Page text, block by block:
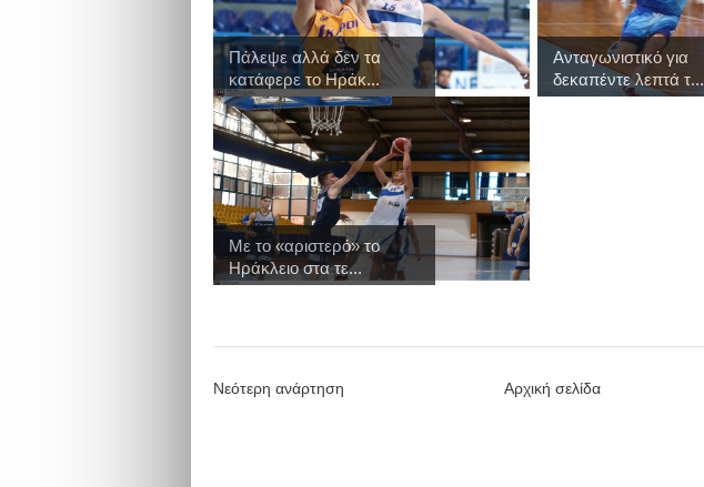
Πάλεψε αλλά δεν τα
κατάφερε το Ηράκ...
Ανταγωνιστικό για
δεκαπέντε λεπτά τ...
Με το «αριστερό» το
Ηράκλειο στα τε...
Νεότερη ανάρτηση Αρχική σελίδα